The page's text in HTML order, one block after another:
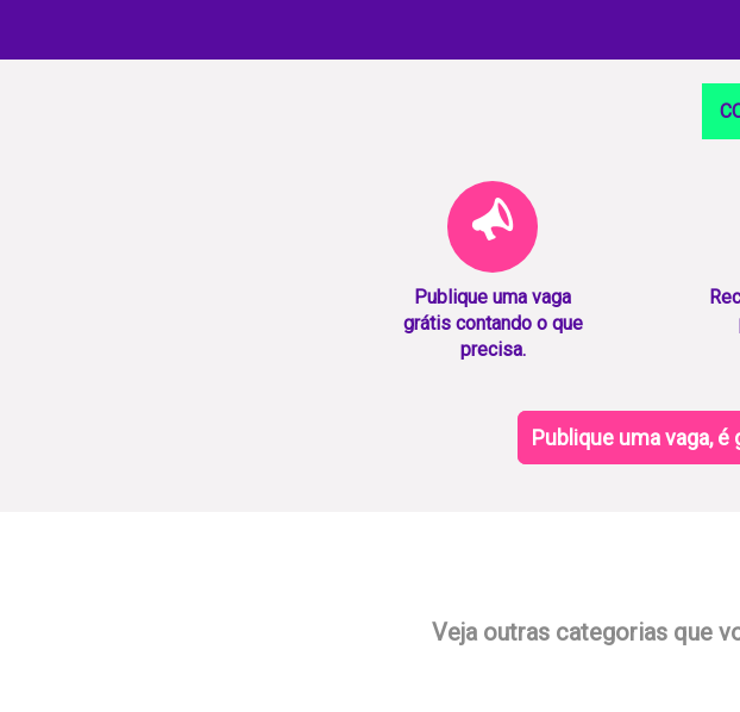
Publique uma vaga
grátis contando o que
precisa.
Publique uma vaga, é
Veja outras categorias que